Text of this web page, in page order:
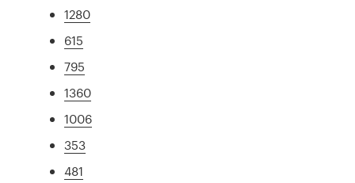
1280
615
795
1360
1006
353
481